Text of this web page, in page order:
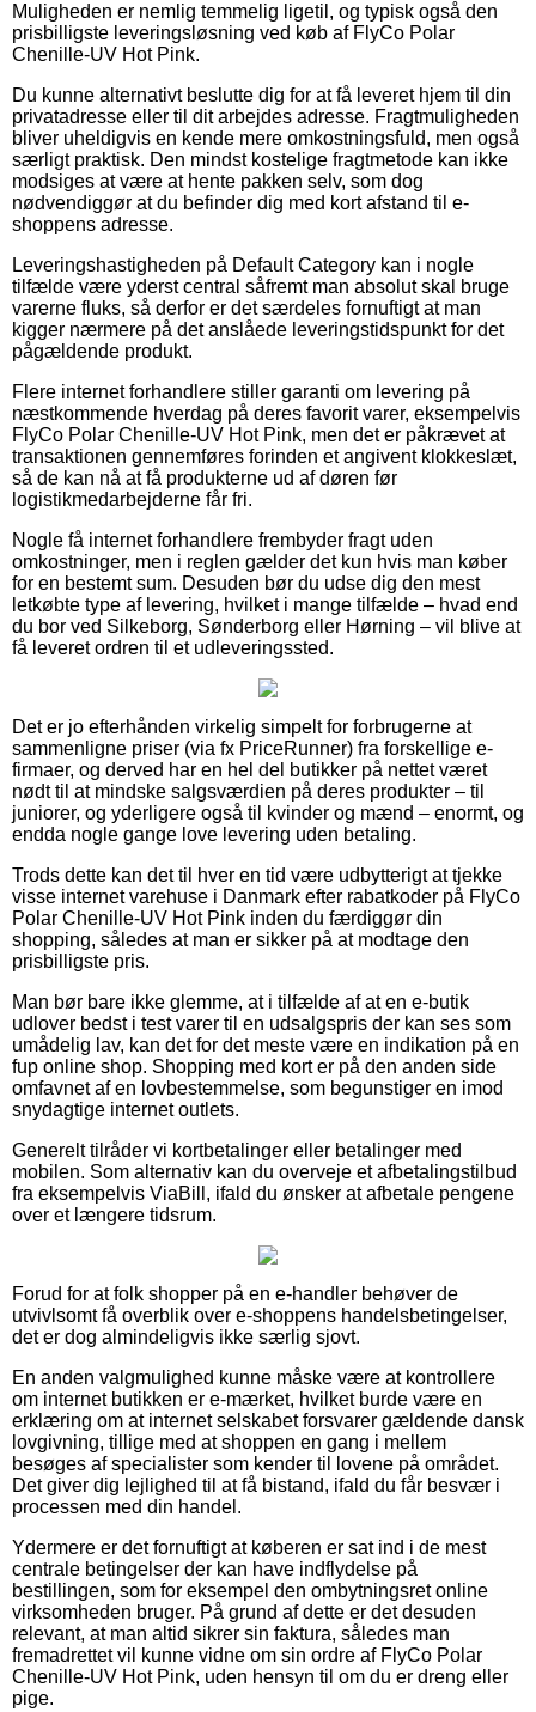
Muligheden er nemlig temmelig ligetil, og typisk også den
prisbilligste leveringsløsning ved køb af FlyCo Polar
Chenille-UV Hot Pink.
Du kunne alternativt beslutte dig for at få leveret hjem til din
privatadresse eller til dit arbejdes adresse. Fragtmuligheden
bliver uheldigvis en kende mere omkostningsfuld, men også
særligt praktisk. Den mindst kostelige fragtmetode kan ikke
modsiges at være at hente pakken selv, som dog
nødvendiggør at du befinder dig med kort afstand til e-
shoppens adresse.
Leveringshastigheden på Default Category kan i nogle
tilfælde være yderst central såfremt man absolut skal bruge
varerne fluks, så derfor er det særdeles fornuftigt at man
kigger nærmere på det anslåede leveringstidspunkt for det
pågældende produkt.
Flere internet forhandlere stiller garanti om levering på
næstkommende hverdag på deres favorit varer, eksempelvis
FlyCo Polar Chenille-UV Hot Pink, men det er påkrævet at
transaktionen gennemføres forinden et angivent klokkeslæt,
så de kan nå at få produkterne ud af døren før
logistikmedarbejderne får fri.
Nogle få internet forhandlere frembyder fragt uden
omkostninger, men i reglen gælder det kun hvis man køber
for en bestemt sum. Desuden bør du udse dig den mest
letkøbte type af levering, hvilket i mange tilfælde – hvad end
du bor ved Silkeborg, Sønderborg eller Hørning – vil blive at
få leveret ordren til et udleveringssted.
Det er jo efterhånden virkelig simpelt for forbrugerne at
sammenligne priser (via fx PriceRunner) fra forskellige e-
firmaer, og derved har en hel del butikker på nettet været
nødt til at mindske salgsværdien på deres produkter – til
juniorer, og yderligere også til kvinder og mænd – enormt, og
endda nogle gange love levering uden betaling.
Trods dette kan det til hver en tid være udbytterigt at tjekke
visse internet varehuse i Danmark efter rabatkoder på FlyCo
Polar Chenille-UV Hot Pink inden du færdiggør din
shopping, således at man er sikker på at modtage den
prisbilligste pris.
Man bør bare ikke glemme, at i tilfælde af at en e-butik
udlover bedst i test varer til en udsalgspris der kan ses som
umådelig lav, kan det for det meste være en indikation på en
fup online shop. Shopping med kort er på den anden side
omfavnet af en lovbestemmelse, som begunstiger en imod
snydagtige internet outlets.
Generelt tilråder vi kortbetalinger eller betalinger med
mobilen. Som alternativ kan du overveje et afbetalingstilbud
fra eksempelvis ViaBill, ifald du ønsker at afbetale pengene
over et længere tidsrum.
Forud for at folk shopper på en e-handler behøver de
utvivlsomt få overblik over e-shoppens handelsbetingelser,
det er dog almindeligvis ikke særlig sjovt.
En anden valgmulighed kunne måske være at kontrollere
om internet butikken er e-mærket, hvilket burde være en
erklæring om at internet selskabet forsvarer gældende dansk
lovgivning, tillige med at shoppen en gang i mellem
besøges af specialister som kender til lovene på området.
Det giver dig lejlighed til at få bistand, ifald du får besvær i
processen med din handel.
Ydermere er det fornuftigt at køberen er sat ind i de mest
centrale betingelser der kan have indflydelse på
bestillingen, som for eksempel den ombytningsret online
virksomheden bruger. På grund af dette er det desuden
relevant, at man altid sikrer sin faktura, således man
fremadrettet vil kunne vidne om sin ordre af FlyCo Polar
Chenille-UV Hot Pink, uden hensyn til om du er dreng eller
pige.